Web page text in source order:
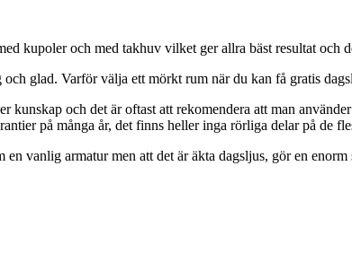
kupoler och med takhuv vilket ger allra bäst resultat och
glad. Varför välja ett mörkt rum när du kan få gratis
kunskap och det är oftast att rekomendera att man
på många år, det finns heller inga rörliga delar på de
vanlig armatur men att det är äkta dagsljus, gör en enorm